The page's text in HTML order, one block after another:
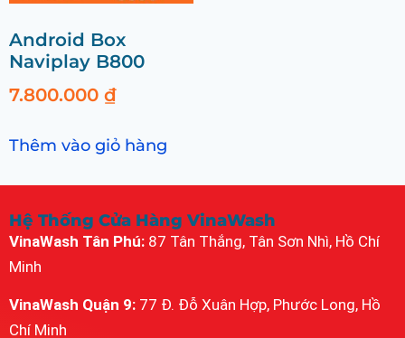
Android Box
Naviplay B800
7.800.000 ₫
Thêm vào giỏ hàng
Hệ Thống Cửa Hàng VinaWash
VinaWash Tân Phú: 87 Tân Thắng, Tân Sơn Nhì, Hồ Chí
Minh
VinaWash Quận 9: 77 Đ. Đỗ Xuân Hợp, Phước Long, Hồ
Chí Minh